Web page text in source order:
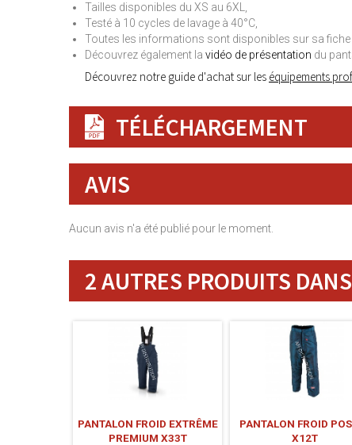
Tailles disponibles du XS au 6XL,
Testé à 10 cycles de lavage à 40°C,
Toutes les informations sont disponibles sur sa fiche
Découvrez également la vidéo de présentation du
Découvrez notre guide d'achat sur les équipements
TÉLÉCHARGEMENT
AVIS
Aucun avis n'a été publié pour le moment.
2 AUTRES PRODUITS
PANTALON FROID EXTRÊME
PREMIUM X33T
PANTALON FROID
X12T